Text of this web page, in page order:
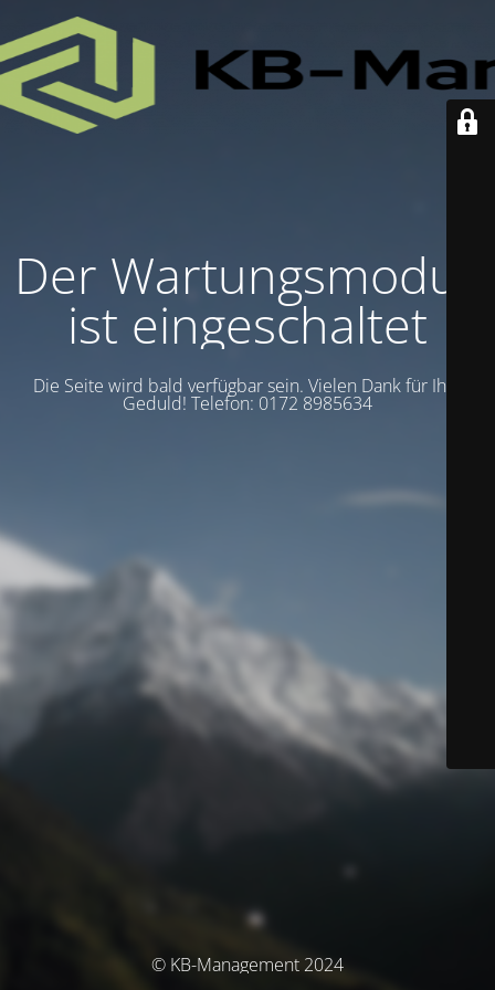
Der Wartungsmodus
ist eingeschaltet
Die Seite wird bald verfügbar sein. Vielen Dank für Ihre
Geduld! Telefon: 0172 8985634
© KB-Management 2024